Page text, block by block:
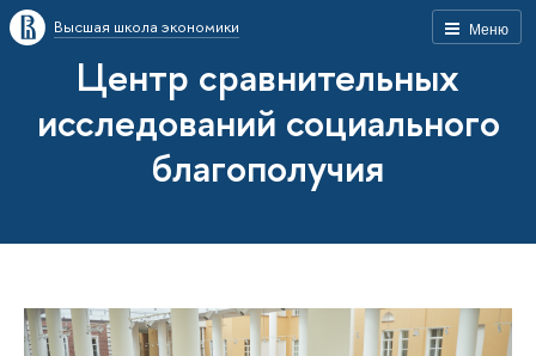
Меню
Высшая школа экономики
Центр сравнительных
исследований социального
благополучия